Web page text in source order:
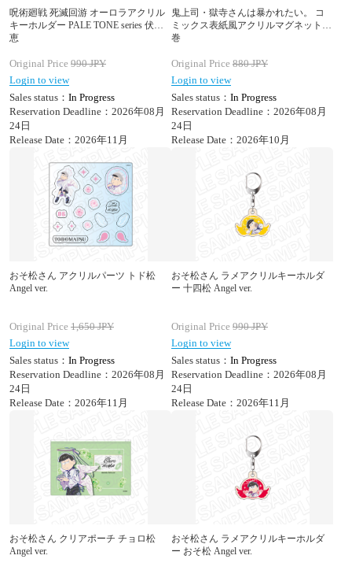
呪術廻戦 死滅回游 オーロラアクリル
キーホルダー PALE TONE series 伏黒
恵
Original Price 990JPY
Login to view
Sales status： In Progress
Reservation Deadline：2026年08月
24日
Release Date：2026年11月
鬼上司・獄寺さんは暴かれたい。 コ
ミックス表紙風アクリルマグネット 1
巻
Original Price 880JPY
Login to view
Sales status： In Progress
Reservation Deadline：2026年08月
24日
Release Date：2026年10月
おそ松さん アクリルパーツ トド松
Angel ver.
Original Price 1,650JPY
Login to view
Sales status： In Progress
Reservation Deadline：2026年08月
24日
Release Date：2026年11月
おそ松さん ラメアクリルキーホルダ
ー 十四松 Angel ver.
Original Price 990JPY
Login to view
Sales status： In Progress
Reservation Deadline：2026年08月
24日
Release Date：2026年11月
おそ松さん クリアポーチ チョロ松
Angel ver.
おそ松さん ラメアクリルキーホルダ
ー おそ松 Angel ver.